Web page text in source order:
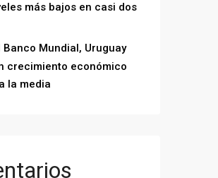
más bajos en casi dos
Banco Mundial, Uruguay
crecimiento económico
la media